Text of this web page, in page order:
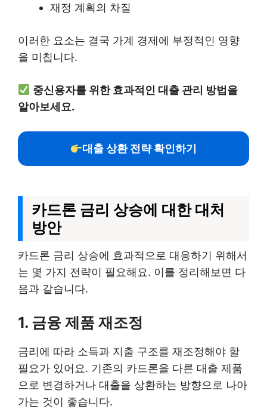
재정 계획의 차질
이러한 요소는 결국 가계 경제에 부정적인 영향
을 미칩니다.
중신용자를 위한 효과적인 대출 관리 방법을
알아보세요.
대출 상환 전략 확인하기
카드론 금리 상승에 대한 대처
방안
카드론 금리 상승에 효과적으로 대응하기 위해서
는 몇 가지 전략이 필요해요. 이를 정리해보면 다
음과 같습니다.
1. 금융 제품 재조정
금리에 따라 소득과 지출 구조를 재조정해야 할
필요가 있어요. 기존의 카드론을 다른 대출 제품
으로 변경하거나 대출을 상환하는 방향으로 나아
가는 것이 좋습니다.